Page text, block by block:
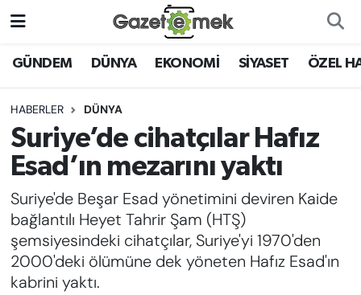
GÜNDEM DÜNYA EKONOMİ SİYASET ÖZEL
HABERLER DÜNYA
Suriye’de cihatçılar Hafız
Esad’ın mezarını yaktı
Suriye'de Beşar Esad yönetimini deviren Kaide
bağlantılı Heyet Tahrir Şam (HTŞ)
şemsiyesindeki cihatçılar, Suriye'yi 1970'den
2000'deki ölümüne dek yöneten Hafız Esad'ın
kabrini yaktı.
DÜNYA
EKONOMİ
EMEK HABERLERİ
GAZETECİLİĞİNİ GELİŞTİRMEK
FAYDALI BİLGİLER
GÜNDEM
Nöbetçi Eczaneler
Hava Durumu
İstanbul Namaz Vakitleri
Süper Lig Puan Durumu ve Fikstür
Tüm Manşetler